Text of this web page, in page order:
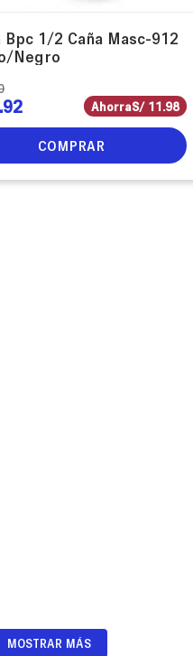
Bpc 1/2 Caña Masc-912
Negro
92 AhorraS/ 11.98
COMPRAR
MOSTRAR MÁS